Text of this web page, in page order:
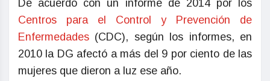
De acuerdo con un informe de 2014 por los
Centros para el Control y Prevención de
Enfermedades (CDC), según los informes, en
2010 la DG afectó a más del 9 por ciento de las
mujeres que dieron a luz ese año.